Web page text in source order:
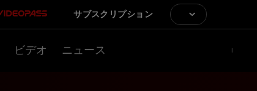
サブスクリプション
ビデオ ニュース